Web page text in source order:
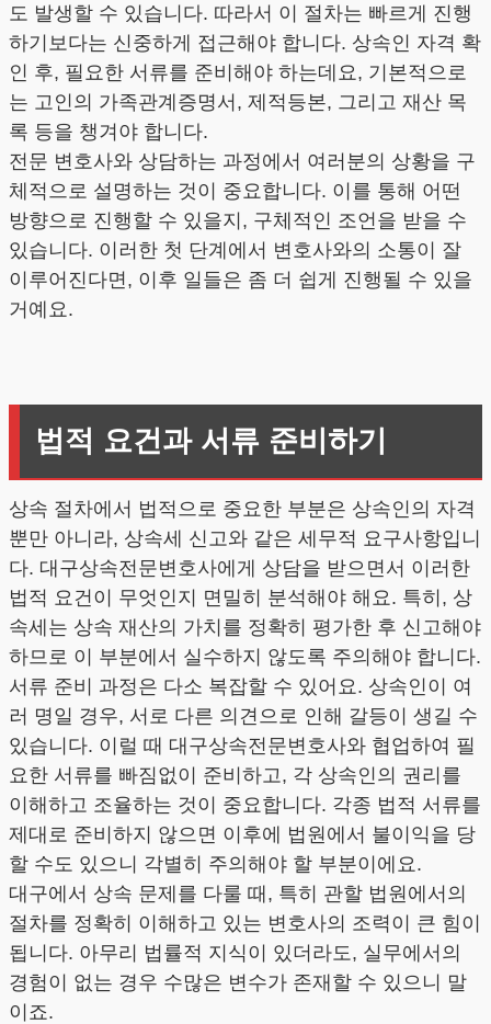
도 발생할 수 있습니다. 따라서 이 절차는 빠르게 진행
하기보다는 신중하게 접근해야 합니다. 상속인 자격 확
인 후, 필요한 서류를 준비해야 하는데요, 기본적으로
는 고인의 가족관계증명서, 제적등본, 그리고 재산 목
록 등을 챙겨야 합니다.
전문 변호사와 상담하는 과정에서 여러분의 상황을 구
체적으로 설명하는 것이 중요합니다. 이를 통해 어떤
방향으로 진행할 수 있을지, 구체적인 조언을 받을 수
있습니다. 이러한 첫 단계에서 변호사와의 소통이 잘
이루어진다면, 이후 일들은 좀 더 쉽게 진행될 수 있을
거예요.
법적 요건과 서류 준비하기
상속 절차에서 법적으로 중요한 부분은 상속인의 자격
뿐만 아니라, 상속세 신고와 같은 세무적 요구사항입니
다. 대구상속전문변호사에게 상담을 받으면서 이러한
법적 요건이 무엇인지 면밀히 분석해야 해요. 특히, 상
속세는 상속 재산의 가치를 정확히 평가한 후 신고해야
하므로 이 부분에서 실수하지 않도록 주의해야 합니다.
서류 준비 과정은 다소 복잡할 수 있어요. 상속인이 여
러 명일 경우, 서로 다른 의견으로 인해 갈등이 생길 수
있습니다. 이럴 때 대구상속전문변호사와 협업하여 필
요한 서류를 빠짐없이 준비하고, 각 상속인의 권리를
이해하고 조율하는 것이 중요합니다. 각종 법적 서류를
제대로 준비하지 않으면 이후에 법원에서 불이익을 당
할 수도 있으니 각별히 주의해야 할 부분이에요.
대구에서 상속 문제를 다룰 때, 특히 관할 법원에서의
절차를 정확히 이해하고 있는 변호사의 조력이 큰 힘이
됩니다. 아무리 법률적 지식이 있더라도, 실무에서의
경험이 없는 경우 수많은 변수가 존재할 수 있으니 말
이죠.